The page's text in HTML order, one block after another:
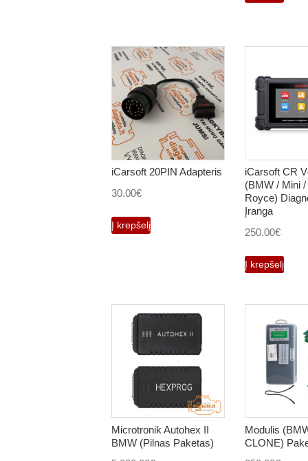
iCarsoft 20PIN Adapteris
30.00€
Į krepšelį
iCarsoft CR
(BMW / Mini
Royce)
Įranga
250.00€
Į krepšelį
Microtronik Autohex II
BMW (Pilnas Paketas)
Modulis
CLONE)